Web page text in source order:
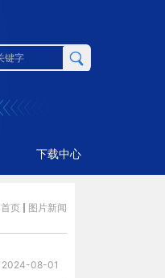
下载中心
首页 图片新闻
2024-08-01